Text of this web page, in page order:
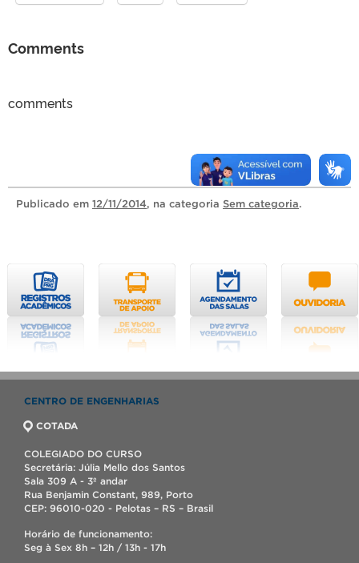
Comments
comments
Publicado em 12/11/2014, na categoria Sem categoria.
CENTRO DE ENGENHARIAS
COTADA
COLEGIADO DO CURSO
Secretária: Júlia Mello dos Santos
Sala 309 A - 3º andar
Rua Benjamin Constant, 989, Porto
CEP: 96010-020 - Pelotas – RS – Brasil
Horário de funcionamento:
Seg à Sex 8h – 12h / 13h - 17h